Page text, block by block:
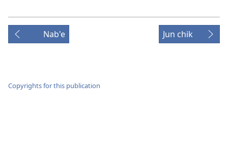
Nab'e Jun chik
Copyrights for this publication